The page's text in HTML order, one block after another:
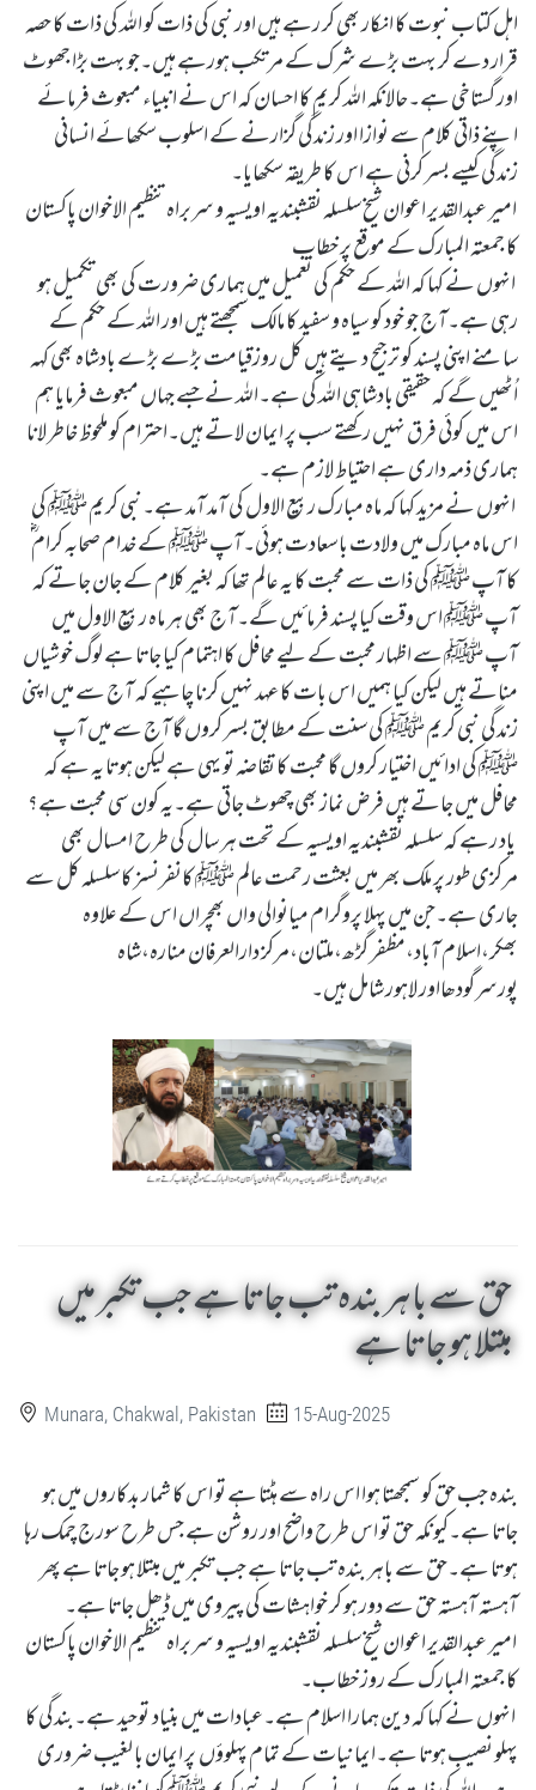
اہل کتاب نبوت کا انکار بھی کر رہے ہیں اور نبی کی ذات کو اللہ کی ذات کا حصہ
قرار دے کر بہت بڑے شرک کے مرتکب ہورہے ہیں۔جو بہت بڑا جھوٹ
اور گستاخی ہے۔حالانکہ اللہ کریم کا احسان کہ اس نے انبیاء مبعوث فرمائے
اپنے ذاتی کلام سے نوازا اور زندگی گزارنے کے اسلوب سکھائے انسانی
زندگی کیسے بسر کرنی ہے اس کا طریقہ سکھایا۔
امیر عبدالقدیر اعوان شیخ سلسلہ نقشبندیہ اویسیہ و سربراہ تنظیم الاخوان پاکستان
کا جمعتہ المبارک کے موقع پر خطاب
انہوں نے کہا کہ اللہ کے حکم کی تعمیل میں ہماری ضرورت کی بھی تکمیل ہو
رہی ہے۔آج جو خود کو سیاہ و سفید کا مالک سمجھتے ہیں اور اللہ کے حکم کے
سامنے اپنی پسند کو ترجیح دیتے ہیں کل روزقیامت بڑے بڑے بادشاہ بھی کہہ
اُٹھیں گے کہ حقیقی بادشاہی اللہ کی ہے۔اللہ نے جسے جہاں مبعوث فرمایا ہم
اس میں کوئی فرق نہیں رکھتے سب پر ایمان لاتے ہیں۔احترام کو ملحوظ خاطر لانا
ہماری ذمہ داری ہے احتیاط لازم ہے۔
انہوں نے مزید کہا کہ ماہ مبارک ربیع الاول کی آمد آمد ہے۔نبی کریم ﷺ کی
اس ماہ مبارک میں ولادت باسعادت ہوئی۔آپ ﷺ کے خدام صحابہ کرام ؓ
کا آپ ﷺ کی ذات سے محبت کا یہ عالم تھا کہ بغیر کلام کے جان جاتے کہ
آپ ﷺ اس وقت کیا پسند فرمائیں گے۔آج بھی ہر ماہ ربیع الاول میں
آپ ﷺ سے اظہار محبت کے لیے محافل کا اہتمام کیا جاتا ہے لوگ خوشیاں
مناتے ہیں لیکن کیا ہمیں اس بات کا عہد نہیں کرنا چاہیے کہ آج سے میں اپنی
زندگی نبی کریم ﷺ کی سنت کے مطابق بسر کروں گا آج سے میں آپ
ﷺ کی ادائیں اختیار کروں گا محبت کا تقاضہ تو یہی ہے لیکن ہوتا یہ ہے کہ
محافل میں جاتے ہیں فرض نماز بھی چھوٹ جاتی ہے۔یہ کون سی محبت ہے؟
یاد رہے کہ سلسلہ نقشبندیہ اویسیہ کے تحت ہر سال کی طرح امسال بھی
مرکزی طور پر ملک بھر میں بعثت رحمت عالم ﷺ کانفرنسز کا سلسلہ کل سے
جاری ہے۔جن میں پہلا پروگرام میانوالی واں بھچراں اس کے علاوہ
بھکر،اسلام آباد،مظفر گڑھ،ملتان،مرکز دارالعرفان منارہ،شاہ
پورسرگودھااور لاہور شامل ہیں۔
حق سے باہر بندہ تب جاتا ہے جب تکبر میں
مبتلا ہو جاتا ہے
Munara, Chakwal, Pakistan 15-Aug-2025
بندہ جب حق کو سمجھتا ہوا اس راہ سے ہٹتا ہے تو اس کا شمار بدکاروں میں ہو
جاتا ہے۔کیونکہ حق تو اس طرح واضح اور روشن ہے جس طرح سورج چمک رہا
ہوتا ہے۔حق سے باہر بندہ تب جاتا ہے جب تکبر میں مبتلا ہو جاتا ہے پھر
آہستہ آہستہ حق سے دور ہو کر خواہشات کی پیروی میں ڈھل جاتا ہے۔
امیر عبدالقدیر اعوان شیخ سلسلہ نقشبندیہ اویسیہ و سربراہ تنظیم الاخوان پاکستان
کا جمعتہ المبارک کے روز خطاب۔
انہوں نے کہا کہ دین ہمارا اسلام ہے۔عبادات میں بنیاد توحید ہے۔بندگی کا
پہلو نصیب ہوتا ہے۔ایمانیات کے تمام پہلوؤں پر ایمان با لغیب ضروری